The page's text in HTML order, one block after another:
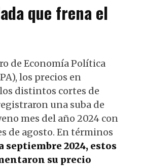
que frena el
de Economía Política
los precios en
distintos cortes de
una suba de
mes del año 2024 con
de agosto. En términos
septiembre 2024, estos
su precio